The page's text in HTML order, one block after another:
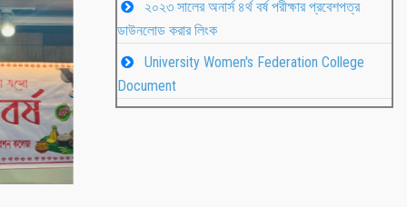
২০২৩ সালের অনার্স ৪র্থ বর্ষ পরীক্ষার প্রবেশপত্র
ডাউনলোড করার লিংক
University Women's Federation College
Document